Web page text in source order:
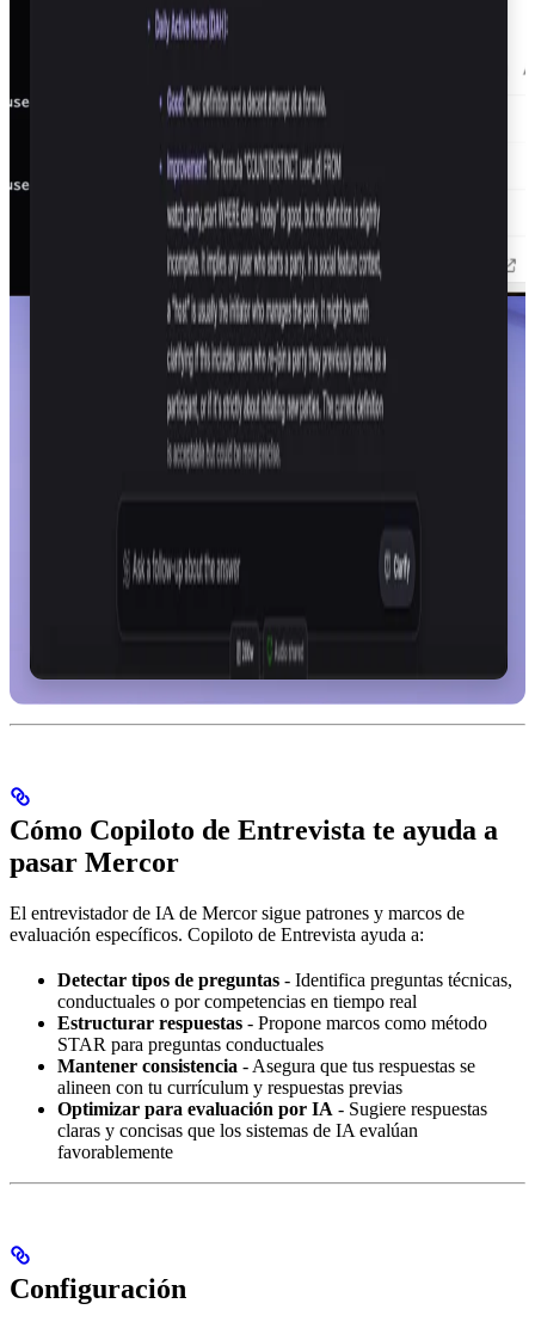
Cómo Copiloto de Entrevista te ayuda a
pasar Mercor
El entrevistador de IA de Mercor sigue patrones y marcos de
evaluación específicos. Copiloto de Entrevista ayuda a:
Detectar tipos de preguntas - Identifica preguntas técnicas,
conductuales o por competencias en tiempo real
Estructurar respuestas - Propone marcos como método
STAR para preguntas conductuales
Mantener consistencia - Asegura que tus respuestas se
alineen con tu currículum y respuestas previas
Optimizar para evaluación por IA - Sugiere respuestas
claras y concisas que los sistemas de IA evalúan
favorablemente
Configuración